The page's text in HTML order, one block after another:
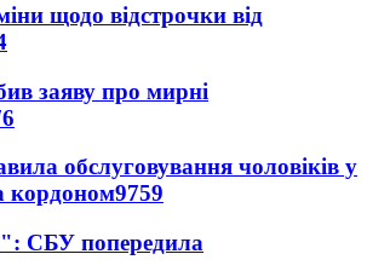
щодо відстрочки від
заяву про мирні
обслуговування чоловіків у
кордоном9759
СБУ попередила